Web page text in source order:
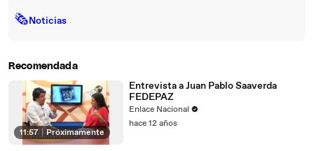
🗞Noticias
Recomendada
11:57 | Próximamente
Entrevista a Juan Pablo Saaverda
FEDEPAZ
Enlace Nacional
hace 12 años